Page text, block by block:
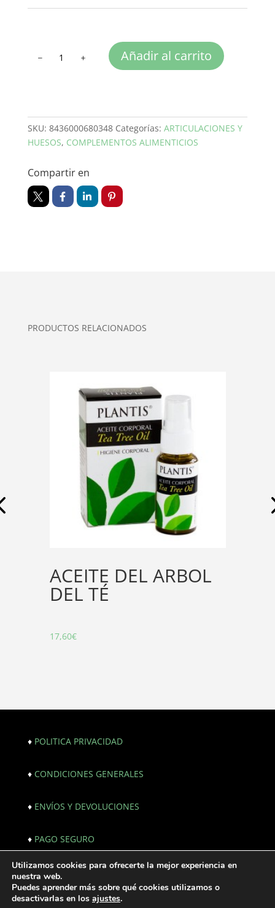
CON
Añadir al carrito
SKU: 8436000680348 Categorías: ARTICULACIONES Y
HUESOS, COMPLEMENTOS ALIMENTICIOS
Compartir en
PRODUCTOS RELACIONADOS
ACEITE DEL ARBOL
DEL TÉ
17,60€
♦ POLITICA PRIVACIDAD
♦ CONDICIONES GENERALES
♦ ENVÍOS Y DEVOLUCIONES
♦ PAGO SEGURO
© Copyright 2021. All Rights Reserved. |
Webmaster:
JF creativos | Comunicación
Utilizamos cookies para ofrecerte la mejor experiencia en
nuestra web.
Puedes aprender más sobre qué cookies utilizamos o
desactivarlas en los ajustes.